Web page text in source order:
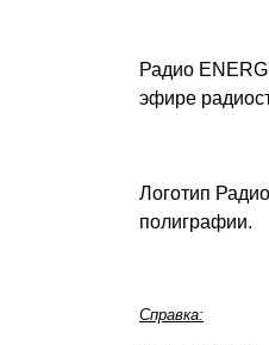
Радио
эфире
Логотип
полиграфии.
Справка: